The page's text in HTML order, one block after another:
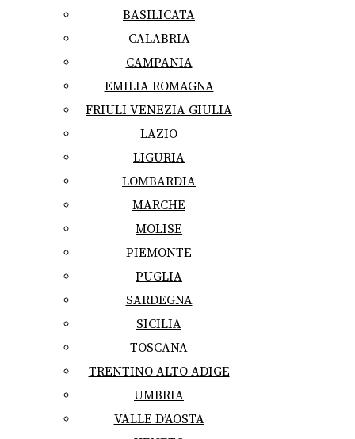
BASILICATA
CALABRIA
CAMPANIA
EMILIA ROMAGNA
FRIULI VENEZIA GIULIA
LAZIO
LIGURIA
LOMBARDIA
MARCHE
MOLISE
PIEMONTE
PUGLIA
SARDEGNA
SICILIA
TOSCANA
TRENTINO ALTO ADIGE
UMBRIA
VALLE D’AOSTA